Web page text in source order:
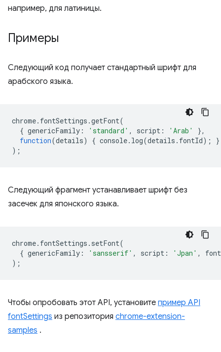
например, для латиницы.
Примеры
Следующий код получает стандартный шрифт для
арабского языка.
chrome. fontSettings .getFont(
{ genericFamily : 'standard' , script : 'Arab'
},
function(details) { console. log(details . fontId);
}
);
Следующий фрагмент устанавливает шрифт без
засечек для японского языка.
chrome. fontSettings . setFont(
{ genericFamily : 'sansserif' , script : 'Jpan' ,
);
Чтобы опробовать этот API, установите пример API
fontSettings из репозитория chrome-extension-
samples .